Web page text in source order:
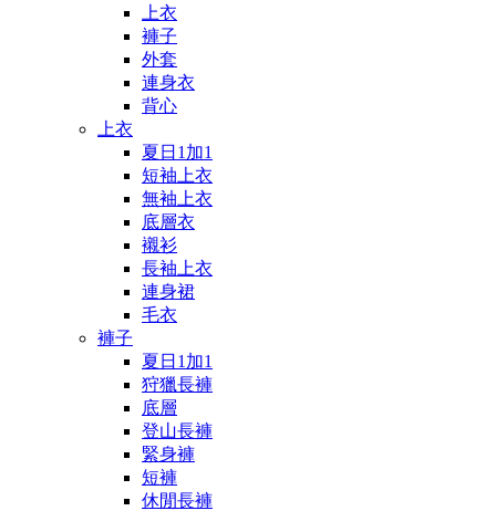
上衣
褲子
外套
連身衣
背心
上衣
夏日1加1
短袖上衣
無袖上衣
底層衣
襯衫
長袖上衣
連身裙
毛衣
褲子
夏日1加1
狩獵長褲
底層
登山長褲
緊身褲
短褲
休閒長褲